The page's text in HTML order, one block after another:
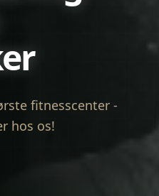
fitnesscenter -
hos os!